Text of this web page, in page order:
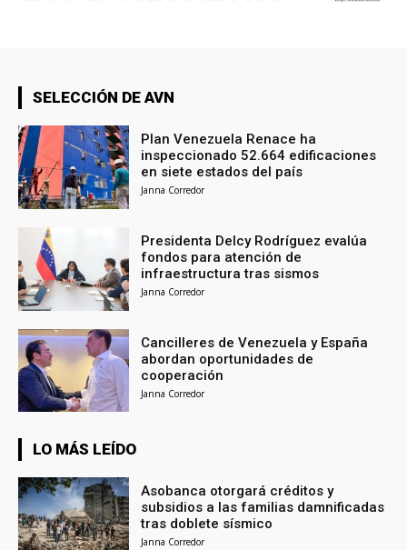
SELECCIÓN DE AVN
Plan Venezuela Renace ha
inspeccionado 52.664 edificaciones
en siete estados del país
Janna Corredor
Presidenta Delcy Rodríguez evalúa
fondos para atención de
infraestructura tras sismos
Janna Corredor
Cancilleres de Venezuela y España
abordan oportunidades de
cooperación
Janna Corredor
LO MÁS LEÍDO
Asobanca otorgará créditos y
subsidios a las familias damnificadas
tras doblete sísmico
Janna Corredor